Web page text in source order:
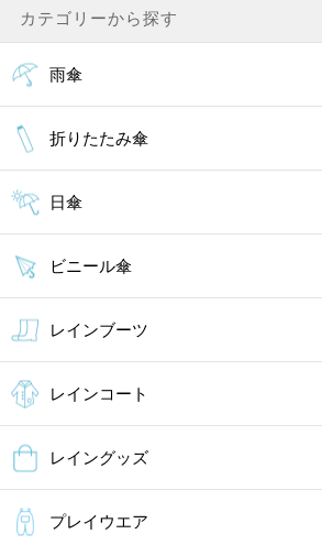
カテゴリーから探す
雨傘
折りたたみ傘
日傘
ビニール傘
レインブーツ
レインコート
レイングッズ
プレイウエア